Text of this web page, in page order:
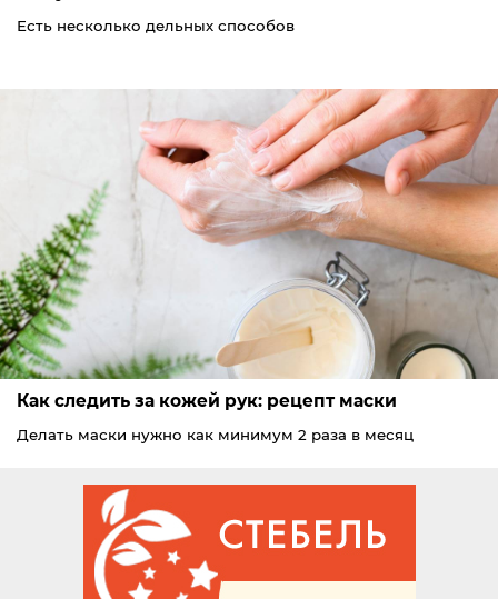
Есть несколько дельных способов
Как следить за кожей рук: рецепт маски
Делать маски нужно как минимум 2 раза в месяц